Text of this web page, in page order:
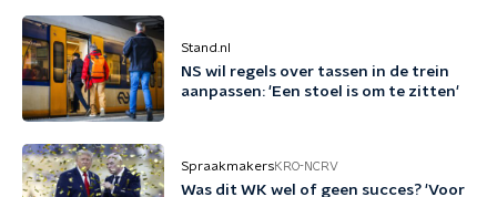
Stand.nl
NS wil regels over tassen in de trein
aanpassen: 'Een stoel is om te zitten'
SpraakmakersKRO-NCRV
Was dit WK wel of geen succes? 'Voor